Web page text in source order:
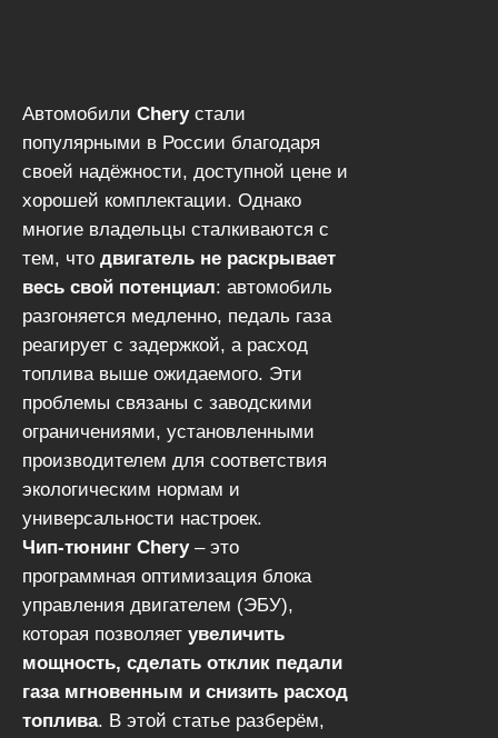
Автомобили Cheryстали
популярными в России благодаря
своей надёжности, доступной цене и
хорошей комплектации. Однако
многие владельцы сталкиваются с
тем, что двигатель не раскрывает
весь свой потенциал: автомобиль
разгоняется медленно, педаль газа
реагирует с задержкой, а расход
топлива выше ожидаемого. Эти
проблемы связаны с заводскими
ограничениями, установленными
производителем для соответствия
экологическим нормам и
универсальности настроек.
Чип-тюнинг Chery– это
программная оптимизация блока
управления двигателем (ЭБУ),
которая позволяет увеличить
мощность, сделать отклик педали
газа мгновенным и снизить расход
топлива. В этой статье разберём,